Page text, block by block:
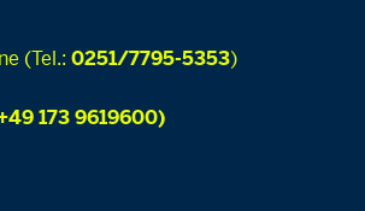
(Tel.: 0251/7795-5353)
173 9619600)